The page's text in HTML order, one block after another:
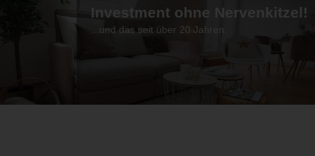
Investment ohne Nervenkitzel!
...und das seit über 20 Jahren.